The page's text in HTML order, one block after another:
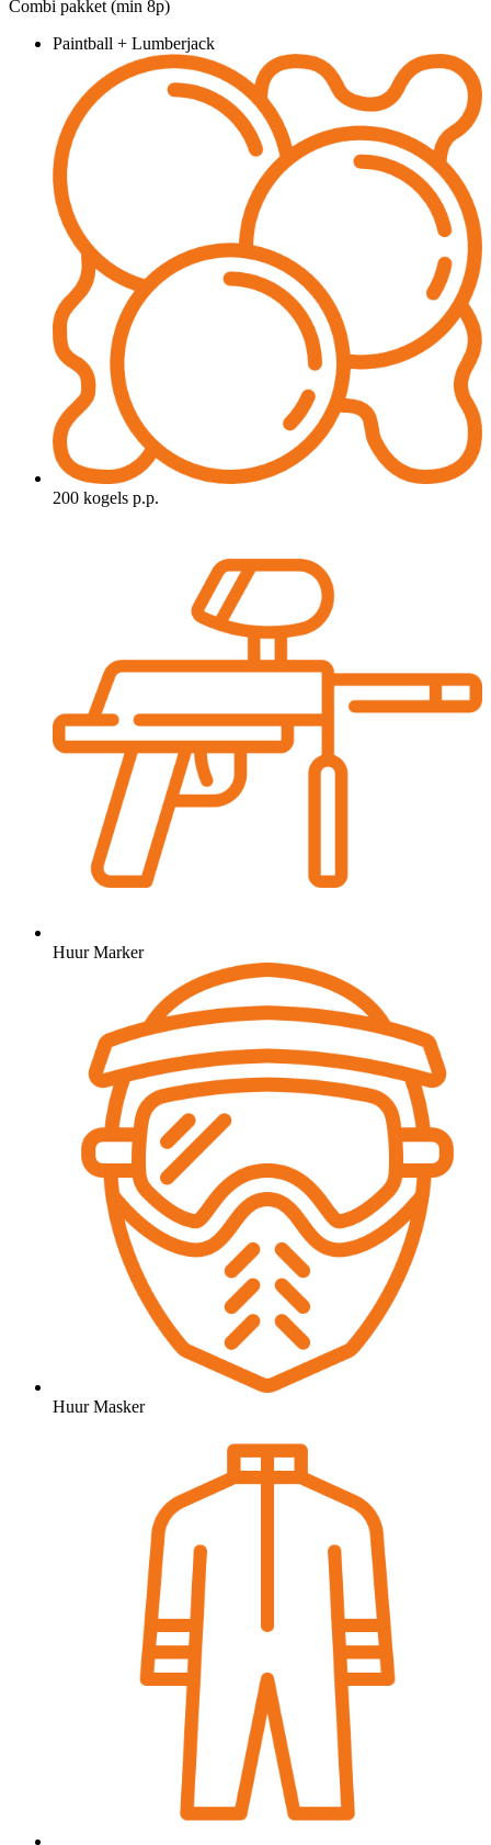
Combi pakket (min 8p)
Paintball + Lumberjack
200 kogels p.p.
Huur Marker
Huur Masker